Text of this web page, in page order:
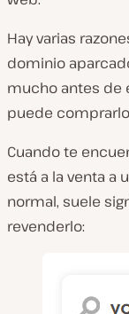
Hay varias
dominio
mucho antes de
puede
Cuando te
está a la venta a
normal, suele
revenderlo: